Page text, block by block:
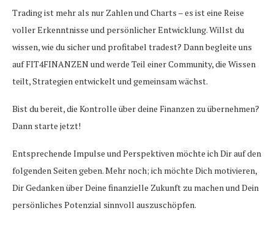
Trading ist mehr als nur Zahlen und Charts – es ist eine Reise
voller Erkenntnisse und persönlicher Entwicklung. Willst du
wissen, wie du sicher und profitabel tradest? Dann begleite uns
auf FIT4FINANZEN und werde Teil einer Community, die Wissen
teilt, Strategien entwickelt und gemeinsam wächst.
Bist du bereit, die Kontrolle über deine Finanzen zu übernehmen?
Dann starte jetzt!
Entsprechende Impulse und Perspektiven möchte ich Dir auf den
folgenden Seiten geben. Mehr noch; ich möchte Dich motivieren,
Dir Gedanken über Deine finanzielle Zukunft zu machen und Dein
persönliches Potenzial sinnvoll auszuschöpfen.